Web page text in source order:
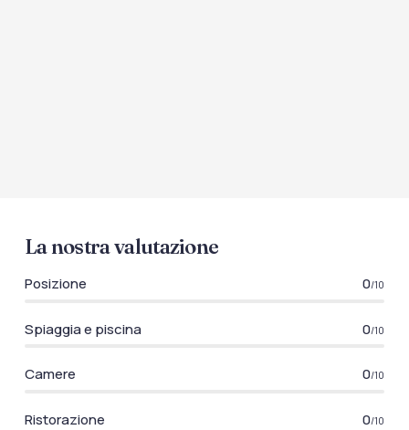
La nostra valutazione
Posizione 0/10
Spiaggia e piscina 0/10
Camere 0/10
Ristorazione 0/10